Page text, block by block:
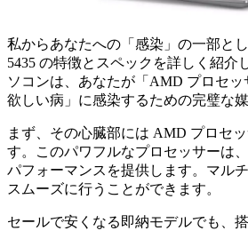
私からあなたへの「感染」の一部と
5435 の特徴とスペックを詳しく紹介
ソコンは、あなたが「AMD プロセッ
欲しい病」に感染するための完璧な媒
まず、その心臓部には AMD プロセ
す。このパワフルなプロセッサーは
パフォーマンスを提供します。マル
スムーズに行うことができます。
セールで安くなる即納モデルでも、